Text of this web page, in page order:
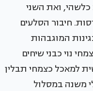
ואת השני
חיבור הסלעים
המוגבהות
נוי כבני שיחים
למאכל כצמחי תבלין
משנה במסלול